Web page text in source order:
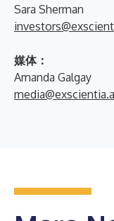
Sara Sherman
媒体：
Amanda Galgay